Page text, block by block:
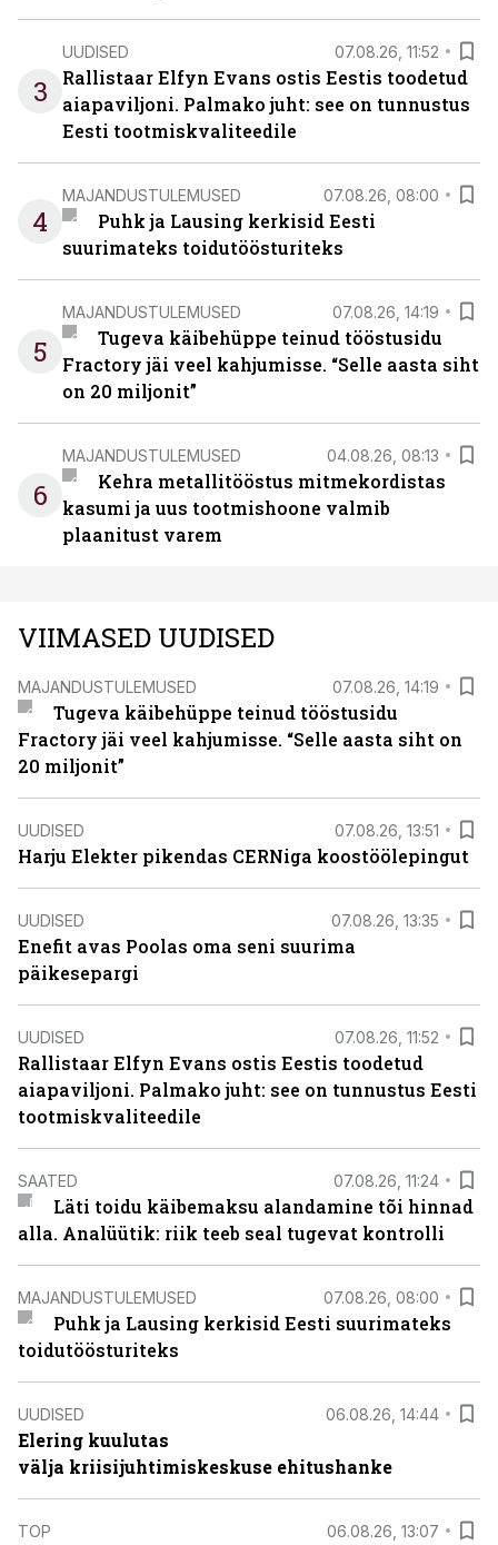
3
UUDISED 07.08.26, 11:52
Rallistaar Elfyn Evans ostis Eestis toodetud
aiapaviljoni. Palmako juht: see on tunnustus
Eesti tootmiskvaliteedile
4
MAJANDUSTULEMUSED 07.08.26, 08:00
Puhk ja Lausing kerkisid Eesti
suurimateks toidutöösturiteks
5
MAJANDUSTULEMUSED 07.08.26, 14:19
Tugeva käibehüppe teinud tööstusidu
Fractory jäi veel kahjumisse. “Selle aasta siht
on 20 miljonit”
6
MAJANDUSTULEMUSED 04.08.26, 08:13
Kehra metallitööstus mitmekordistas
kasumi ja uus tootmishoone valmib
plaanitust varem
VIIMASED UUDISED
MAJANDUSTULEMUSED 07.08.26, 14:19
Tugeva käibehüppe teinud tööstusidu
Fractory jäi veel kahjumisse. “Selle aasta siht on
20 miljonit”
UUDISED 07.08.26, 13:51
Harju Elekter pikendas CERNiga koostöölepingut
UUDISED 07.08.26, 13:35
Enefit avas Poolas oma seni suurima
päikesepargi
UUDISED 07.08.26, 11:52
Rallistaar Elfyn Evans ostis Eestis toodetud
aiapaviljoni. Palmako juht: see on tunnustus Eesti
tootmiskvaliteedile
SAATED 07.08.26, 11:24
Läti toidu käibemaksu alandamine tõi hinnad
alla. Analüütik: riik teeb seal tugevat kontrolli
MAJANDUSTULEMUSED 07.08.26, 08:00
Puhk ja Lausing kerkisid Eesti suurimateks
toidutöösturiteks
UUDISED 06.08.26, 14:44
Elering kuulutas
välja kriisijuhtimiskeskuse ehitushanke
TOP 06.08.26, 13:07